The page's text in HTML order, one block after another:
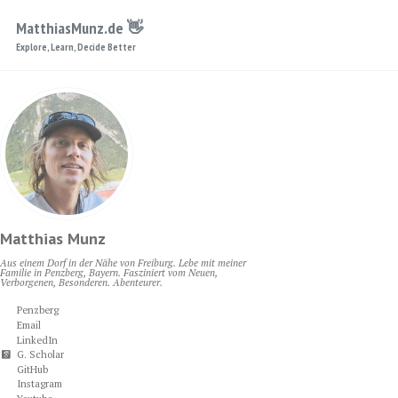
MatthiasMunz.de 👋
Explore, Learn, Decide Better
Matthias Munz
Aus einem Dorf in der Nähe von Freiburg. Lebe mit meiner
Familie in Penzberg, Bayern. Fasziniert vom Neuen,
Verborgenen, Besonderen. Abenteurer.
Penzberg
Email
LinkedIn
G. Scholar
GitHub
Instagram